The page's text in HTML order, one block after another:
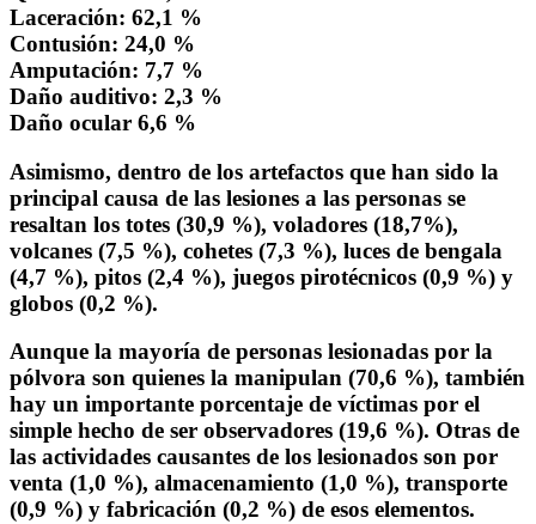
Laceración: 62,1 %
Contusión: 24,0 %
Amputación: 7,7 %
Daño auditivo: 2,3 %
Daño ocular 6,6 %
Asimismo, dentro de los artefactos que han sido la
principal causa de las lesiones a las personas se
resaltan los totes (30,9 %), voladores (18,7%),
volcanes (7,5 %), cohetes (7,3 %), luces de bengala
(4,7 %), pitos (2,4 %), juegos pirotécnicos (0,9 %) y
globos (0,2 %).
Aunque la mayoría de personas lesionadas por la
pólvora son quienes la manipulan (70,6 %), también
hay un importante porcentaje de víctimas por el
simple hecho de ser observadores (19,6 %). Otras de
las actividades causantes de los lesionados son por
venta (1,0 %), almacenamiento (1,0 %), transporte
(0,9 %) y fabricación (0,2 %) de esos elementos.